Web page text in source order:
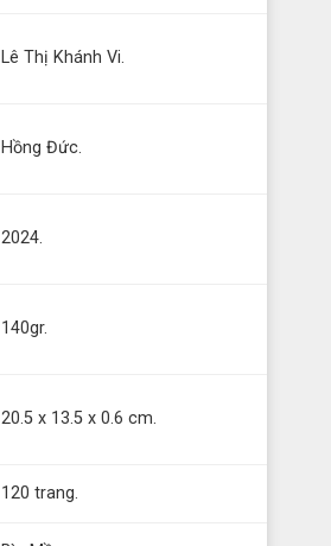
Lê Thị Khánh Vi.
Hồng Đức.
2024.
140gr.
20.5 x 13.5 x 0.6 cm.
120 trang.